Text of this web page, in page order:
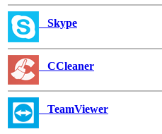
Skype
CCleaner
TeamViewer